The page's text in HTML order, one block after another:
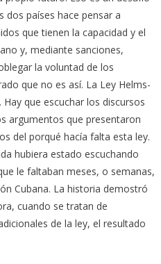
dos países hace pensar a
que tienen la capacidad y el
y, mediante sanciones,
la voluntad de los
que no es así. La Ley Helms-
que escuchar los discursos
argumentos que presentaron
del porqué hacía falta esta ley.
hubiera estado escuchando
le faltaban meses, o semanas,
Cubana. La historia demostró
cuando se tratan de
de la ley, el resultado